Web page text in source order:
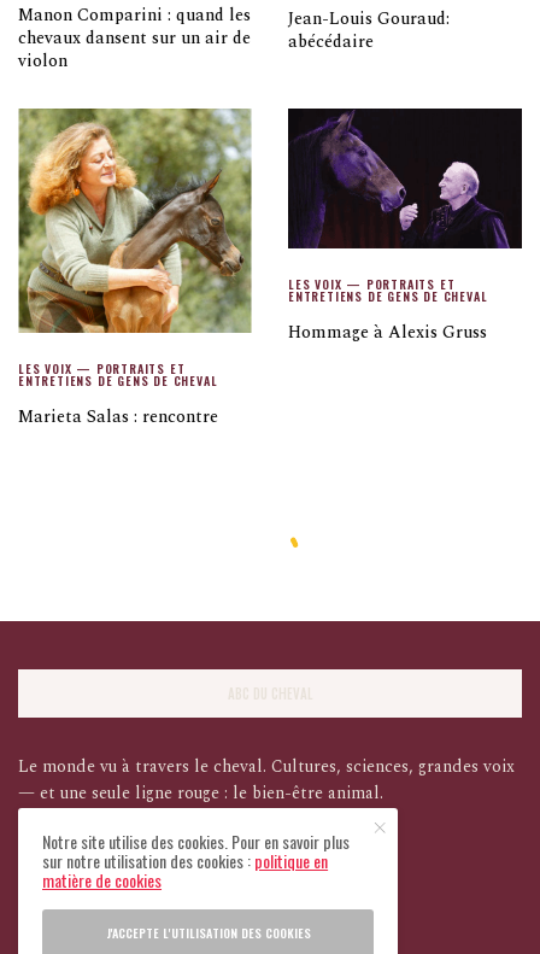
Manon Comparini : quand les
chevaux dansent sur un air de
violon
Jean-Louis Gouraud:
abécédaire
LES VOIX — PORTRAITS ET
ENTRETIENS DE GENS DE CHEVAL
Marieta Salas : rencontre
LES VOIX — PORTRAITS ET
ENTRETIENS DE GENS DE CHEVAL
Hommage à Alexis Gruss
ABC DU CHEVAL
Le monde vu à travers le cheval. Cultures, sciences, grandes voix
— et une seule ligne rouge : le bien-être animal.
Notre site utilise des cookies. Pour en savoir plus
sur notre utilisation des cookies :politique en
matière de cookies
J'ACCEPTE L'UTILISATION DES COOKIES